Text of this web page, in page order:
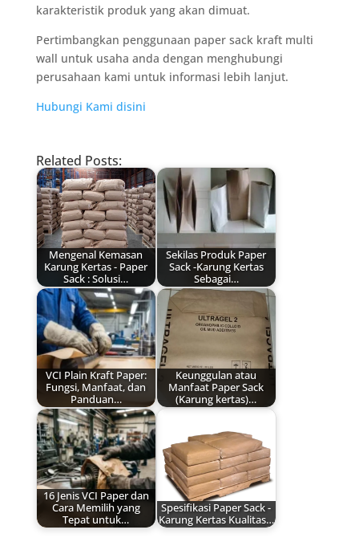
karakteristik produk yang akan dimuat.
Pertimbangkan penggunaan paper sack kraft multi
wall untuk usaha anda dengan menghubungi
perusahaan kami untuk informasi lebih lanjut.
Hubungi Kami disini
Related Posts:
Mengenal Kemasan
Karung Kertas - Paper
Sack : Solusi…
Sekilas Produk Paper
Sack -Karung Kertas
Sebagai…
VCI Plain Kraft Paper:
Fungsi, Manfaat, dan
Panduan…
Keunggulan atau
Manfaat Paper Sack
(Karung kertas)…
16 Jenis VCI Paper dan
Cara Memilih yang
Tepat untuk…
Spesifikasi Paper Sack -
Karung Kertas Kualitas…